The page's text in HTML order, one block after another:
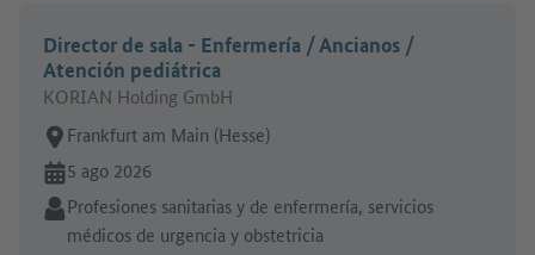
Director de sala - Enfermería / Ancianos /
Atención pediátrica
KORIAN Holding GmbH
Lugar de trabajo:
Frankfurt am Main (Hesse)
En línea desde:
5 ago 2026
Sector:
Profesiones sanitarias y de enfermería, servicios
médicos de urgencia y obstetricia